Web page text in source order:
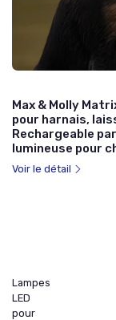
Max & Molly
pour harnais,
Rechargeable
lumineuse pour
Voir le détail
Lampes
LED
pour